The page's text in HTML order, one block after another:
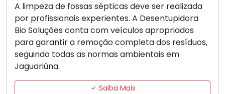
A limpeza de fossas sépticas deve ser realizada
por profissionais experientes. A Desentupidora
Bio Soluções conta com veículos apropriados
para garantir a remoção completa dos resíduos,
seguindo todas as normas ambientais em
Jaguariúna.
Saiba Mais